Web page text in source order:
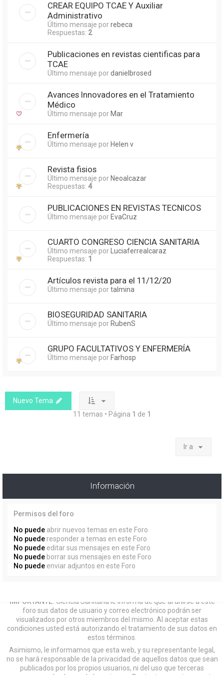
CREAR EQUIPO TCAE Y Auxiliar
Administrativo
Último mensaje porrebeca
Respuestas: 2
Publicaciones en revistas cientificas para
TCAE
Último mensaje pordanielbrosed
Avances Innovadores en el Tratamiento
Médico
Último mensaje por Mar
Enfermería
Último mensaje por Helen v
Revista fisios
Último mensaje por Neoalcazar
Respuestas: 4
PUBLICACIONES EN REVISTAS TECNICOS
Último mensaje por EvaCruz
CUARTO CONGRESO CIENCIA SANITARIA
Último mensaje por Luciaferrealcaraz
Respuestas: 1
Artículos revista para el 11/12/20
Último mensaje portalmina
BIOSEGURIDAD SANITARIA
Último mensaje por RubenS
GRUPO FACULTATIVOS Y ENFERMERÍA
Último mensaje por Farhosp
Nuevo Tema
11 temas • Página 1 de 1
Ir a
Información
Permisos del foro
No puede abrir nuevos temas en este Foro
No puede responder a temas en este Foro
No puede editar sus mensajes en este Foro
No puede borrar sus mensajes en este Foro
No puede enviar adjuntos en este Foro
IMPORTANTE: Ciencia Sanitaria le informa de que al unirse a este
foro sus datos de usuario y correo electrónico podrán ser
visualizados por otros miembros del mismo. Al aceptar estas
condiciones usted está autorizando el tratamiento de sus datos en
estos términos.
Asimismo, le informamos que esta web, y su representante legal,
no se hará responsable de la privacidad de aquellos datos que sean
publicados por los propios usuarios, ni del uso que terceras